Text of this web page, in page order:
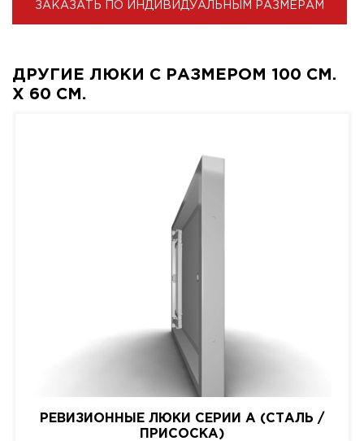
ЗАКАЗАТЬ ПО ИНДИВИДУАЛЬНЫМ РАЗМЕРАМ
ДРУГИЕ ЛЮКИ С РАЗМЕРОМ 100 СМ.
X 60 СМ.
РЕВИЗИОННЫЕ ЛЮКИ СЕРИИ A (СТАЛЬ /
ПРИСОСКА)